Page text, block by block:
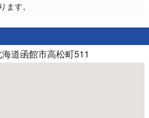
ます。
道函館市高松町511